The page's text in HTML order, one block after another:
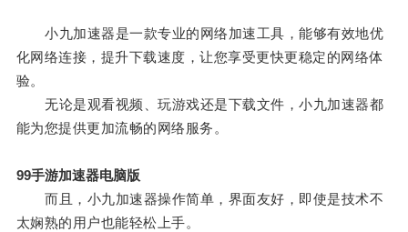
小九加速器是一款专业的网络加速工具，能够有效地优
化网络连接，提升下载速度，让您享受更快更稳定的网络体
验。
无论是观看视频、玩游戏还是下载文件，小九加速器都
能为您提供更加流畅的网络服务。
99手游加速器电脑版
而且，小九加速器操作简单，界面友好，即使是技术不
太娴熟的用户也能轻松上手。